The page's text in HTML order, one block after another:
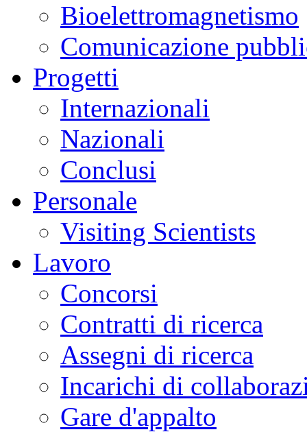
Bioelettromagnetismo
Comunicazione
Progetti
Internazionali
Nazionali
Conclusi
Personale
Visiting Scientists
Lavoro
Concorsi
Contratti di ricerca
Assegni di ricerca
Incarichi di
Gare d'appalto